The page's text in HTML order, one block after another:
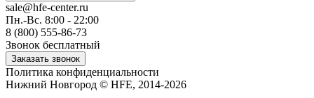
sale@hfe-center.ru
Пн.-Вс. 8:00 - 22:00
8 (800) 555-86-73
Звонок бесплатный
Политика конфиденциальности
Нижний Новгород © HFE, 2014-2026